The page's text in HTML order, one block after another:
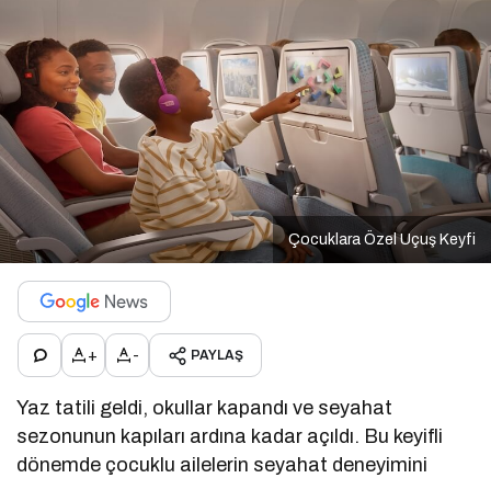
Çocuklara Özel Uçuş Keyfi
+ - PAYLAŞ
Yaz tatili geldi, okullar kapandı ve seyahat
sezonunun kapıları ardına kadar açıldı. Bu keyifli
dönemde çocuklu ailelerin seyahat deneyimini